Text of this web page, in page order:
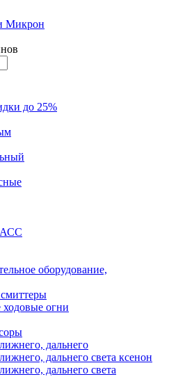
до 25%
оборудование,
огни
дальнего
дальнего света ксенон
дальнего света